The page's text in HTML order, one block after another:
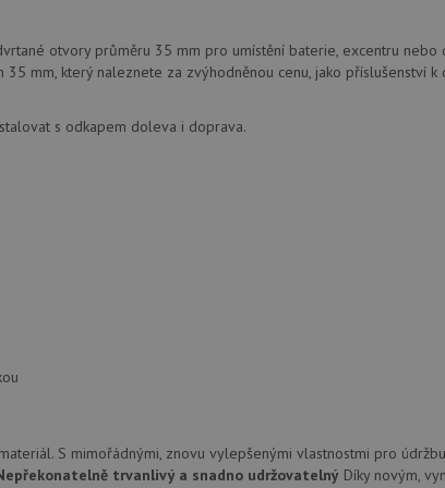
otvory průměru 35 mm pro umístění baterie, excentru nebo
mm, který naleznete za zvýhodněnou cenu, jako příslušenství k
s odkapem doleva i doprava.
S mimořádnými, znovu vylepšenými vlastnostmi pro
trvanlivý a snadno udržovatelný Díky novým,
běžný název souboru cookie, ale pokud je
soubor cookie relace, bude pravděpodobně
běžný název souboru cookie, ale pokud je
verzi rozhraní Youtube.